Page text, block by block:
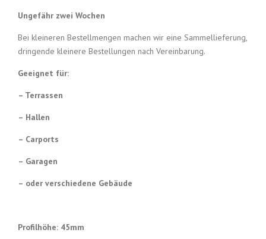
Ungefähr zwei Wochen
Bei kleineren Bestellmengen machen wir eine Sammellieferung,
dringende kleinere Bestellungen nach Vereinbarung.
Geeignet für:
– Terrassen
– Hallen
– Carports
– Garagen
– oder verschiedene Gebäude
Profilhöhe: 45mm